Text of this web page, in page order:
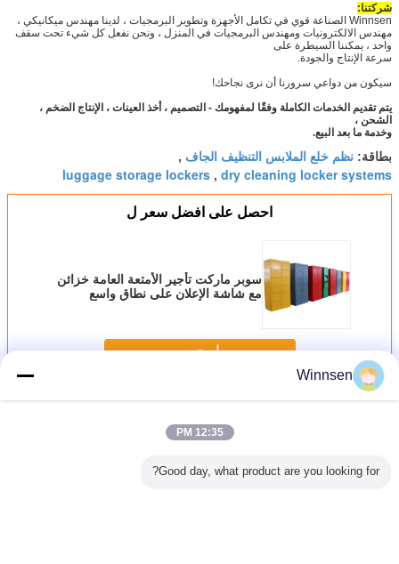
شركتنا:
Winnsen الصناعة قوي في تكامل الأجهزة وتطوير البرمجيات ، لدينا مهندس ميكانيكي ،
مهندس الالكترونيات ومهندس البرمجيات في المنزل ، ونحن نفعل كل شيء تحت سقف
واحد ، يمكننا السيطرة على
سرعة الإنتاج والجودة.
سيكون من دواعي سرورنا أن نرى نجاحك!
يتم تقديم الخدمات الكاملة وفقًا لمفهومك - التصميم ، أخذ العينات ، الإنتاج الضخم ،
الشحن ،
وخدمة ما بعد البيع.
بطاقة: نظم خلع الملابس التنظيف الجاف ,
dry cleaning locker systems
,
luggage storage lockers
احصل على افضل سعر ل
سوبر ماركت تأجير الأمتعة العامة خزائن
مع شاشة الإعلان على نطاق واسع
استمر
أكثرالأمتعة خزائن
Winnsen
12:35 PM
Good day, what product are you looking for?